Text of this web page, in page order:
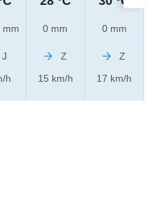
mm
J
h
0 mm
Z
15 km/h
0 mm
Z
17 km/h